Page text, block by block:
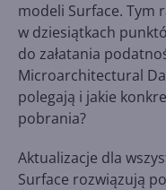
modeli Surface. Tym
w dziesiątkach
do załatania
Microarchitectural
polegają i jakie
pobrania?
Aktualizacje dla
Surface rozwiązują